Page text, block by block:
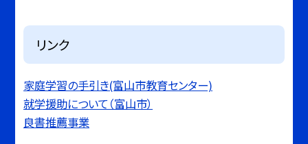
リンク
家庭学習の手引き(富山市教育センター)
就学援助について（富山市）
良書推薦事業